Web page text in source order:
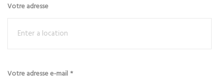
Votre adresse
Votre adresse e-mail *